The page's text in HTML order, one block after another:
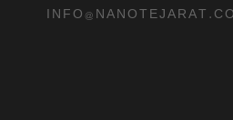
I N F O @ N A N O T E J A R A T . C